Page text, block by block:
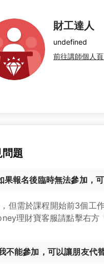
財工達人
undefined
前往講師個人頁
題
果報名後臨時無法參加，
但需於課程開始前3個工
理財寶客服請點擊右方
不能參加，可以讓朋友代